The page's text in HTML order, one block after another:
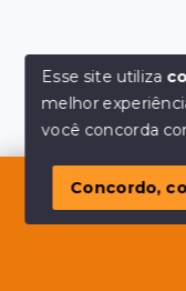
Esse site utiliza
melhor
você concorda
Concordo,